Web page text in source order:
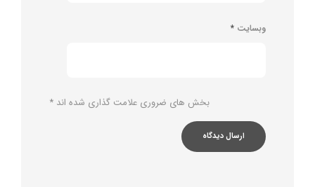
وبسایت *
بخش های ضروری علامت گذاری شده اند *